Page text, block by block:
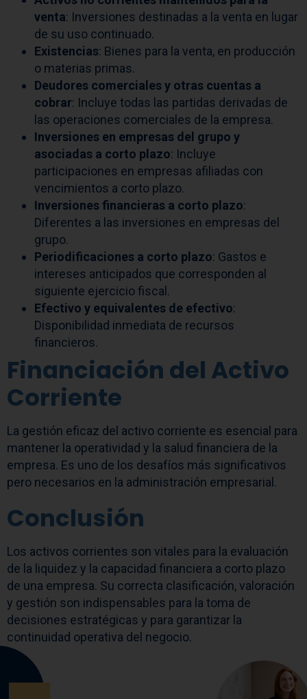
venta: Inversiones destinadas a la venta en lugar
de su uso continuado.
Existencias: Bienes para la venta, en producción
o materias primas.
Deudores comerciales y otras cuentas a
cobrar: Incluye todas las partidas derivadas de
las operaciones comerciales de la empresa.
Inversiones en empresas del grupo y
asociadas a corto plazo: Incluye
participaciones en empresas afiliadas con
vencimientos a corto plazo.
Inversiones financieras a corto plazo:
Diferentes a las inversiones en empresas del
grupo.
Periodificaciones a corto plazo: Gastos e
intereses anticipados que corresponden al
siguiente ejercicio fiscal.
Efectivo y equivalentes de efectivo:
Disponibilidad inmediata de recursos
financieros.
Financiación del Activo
Corriente
La gestión eficaz del activo corriente es esencial para
mantener la operatividad y la salud financiera de la
empresa. Es uno de los desafíos más significativos
pero necesarios en la administración empresarial.
Conclusión
Los activos corrientes son vitales para la evaluación
de la liquidez y la capacidad financiera a corto plazo
de una empresa. Su correcta clasificación, valoración
y gestión son indispensables para la toma de
decisiones estratégicas y para garantizar la
continuidad operativa del negocio.